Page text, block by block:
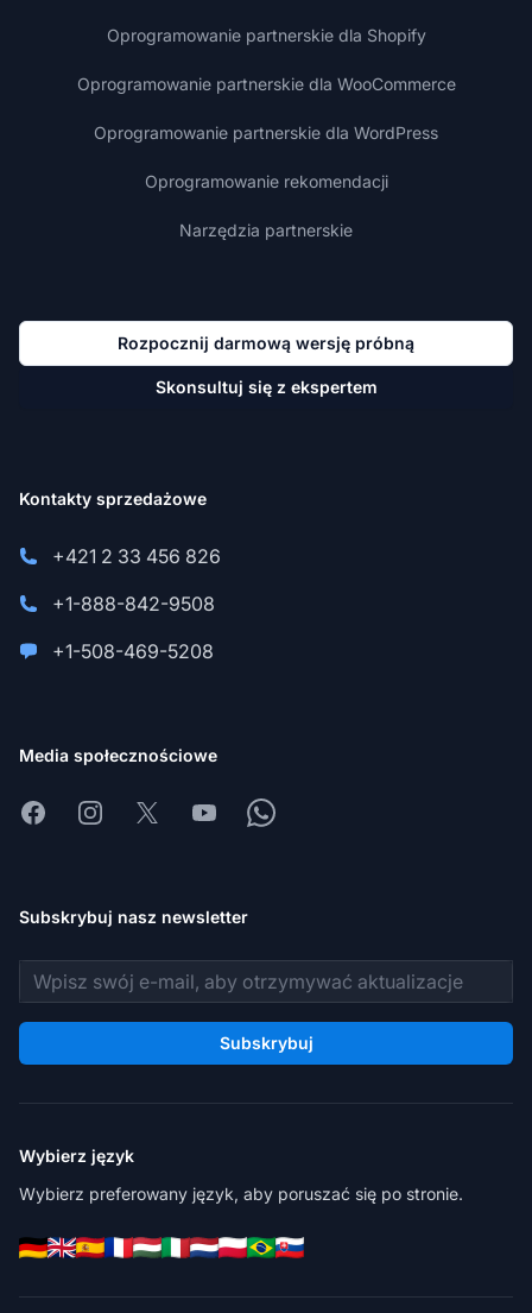
Oprogramowanie partnerskie dla Shopify
Oprogramowanie partnerskie dla WooCommerce
Oprogramowanie partnerskie dla WordPress
Oprogramowanie rekomendacji
Narzędzia partnerskie
Rozpocznij darmową wersję próbną
Skonsultuj się z ekspertem
Kontakty sprzedażowe
+421 2 33 456 826
+1-888-842-9508
+1-508-469-5208
Media społecznościowe
FacebookInstagram
X YoutubeWhatsapp
Subskrybuj nasz newsletter
Adres e-mail
Subskrybuj
Wybierz język
Wybierz preferowany język, aby poruszać się po stronie.